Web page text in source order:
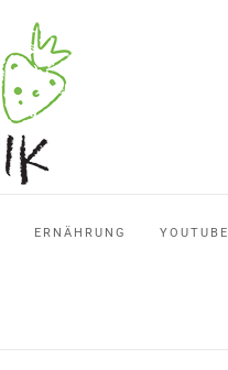
ERNÄHRUNG YOUTUBE